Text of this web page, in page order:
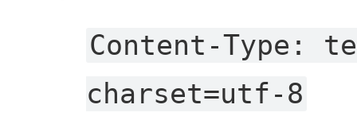
Content-Type:
charset=utf-8